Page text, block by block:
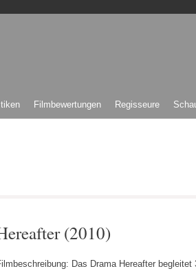
Filmbewertungen Regisseure
(2010)
Das Drama Hereafter